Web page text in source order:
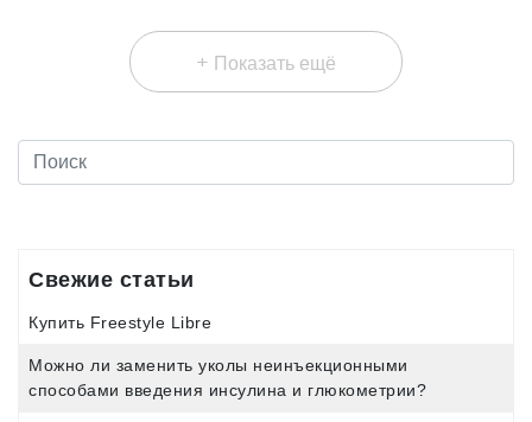
+ Показать ещё
Свежие статьи
Купить Freestyle Libre
Можно ли заменить уколы неинъекционными
способами введения инсулина и глюкометрии?